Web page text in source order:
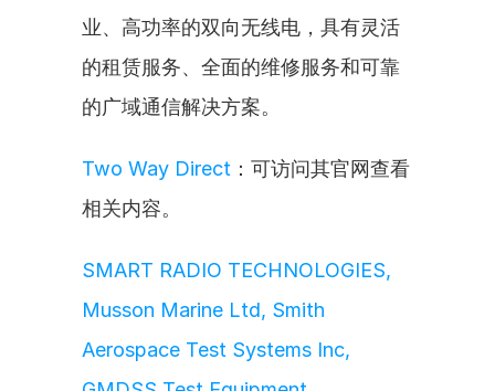
业、高功率的双向无线电，具有灵活
的租赁服务、全面的维修服务和可靠
的广域通信解决方案。
Two Way Direct ：可访问其官网查看
相关内容。
SMART RADIO TECHNOLOGIES,
Musson Marine Ltd, Smith
Aerospace Test Systems Inc,